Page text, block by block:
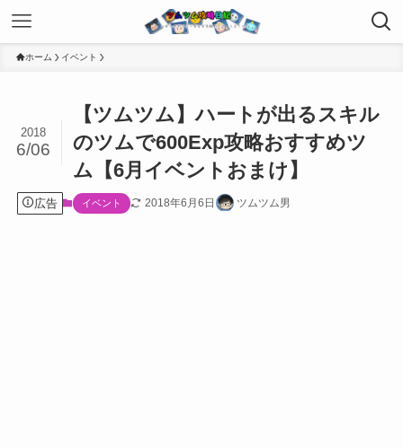
ホーム イベント
【ツムツム】ハートが出るスキル
のツムで600Exp攻略おすすめツ
ム【6月イベントおまけ】
2018
6/06
広告 イベント 2018年6月6日 ツムツム男